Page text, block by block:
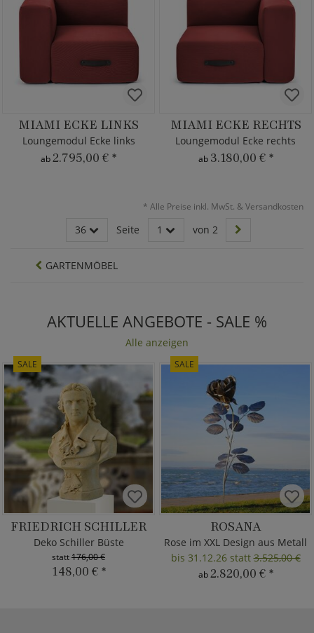
MIAMI ECKE LINKS
Loungemodul Ecke links
ab2.795,00 € *
MIAMI ECKE RECHTS
Loungemodul Ecke rechts
ab 3.180,00 € *
* Alle Preise inkl. MwSt. & Versandkosten
36 Seite 1 von 2
GARTENMÖBEL
AKTUELLE ANGEBOTE - SALE %
Alle anzeigen
SALE
FRIEDRICH SCHILLER
Deko Schiller Büste
statt176,00 €
148,00 € *
SALE
ROSANA
Rose im XXL Design aus Metall
bis 31.12.26 statt3.525,00 €
ab2.820,00 € *